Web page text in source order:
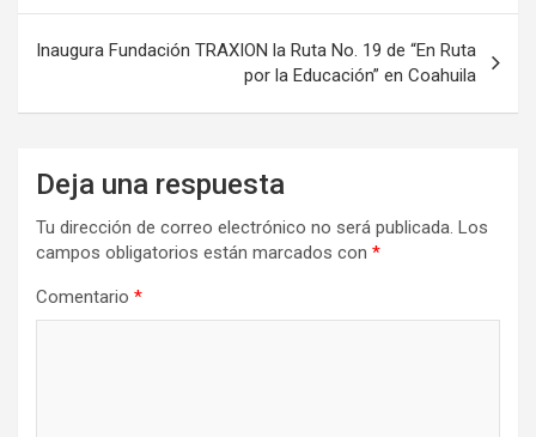
entradas
Inaugura Fundación TRAXION la Ruta No. 19 de “En Ruta
por la Educación” en Coahuila
Deja una respuesta
Tu dirección de correo electrónico no será publicada. Los
campos obligatorios están marcados con *
Comentario *